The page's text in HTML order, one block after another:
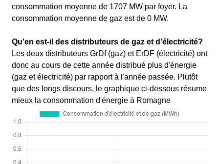
consommation moyenne de 1707 MW par foyer. La
consommation moyenne de gaz est de 0 MW.
Qu'en est-il des distributeurs de gaz et d'électricité?
Les deux distributeurs GrDf (gaz) et ErDF (électricité) ont
donc au cours de cette année distribué plus d'énergie
(gaz et électricité) par rapport à l'année passée. Plutôt
que des longs discours, le graphique ci-dessous résume
mieux la consommation d'énergie à Romagne